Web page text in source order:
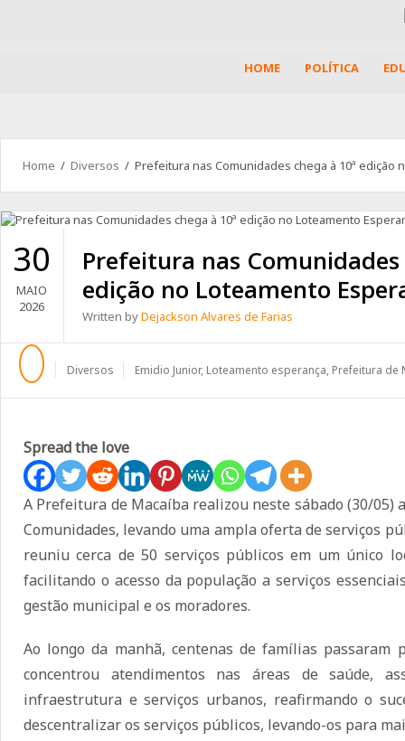
HOME POLÍTICA
Home / Diversos / Prefeitura nas Comunidades chega à 10ª edição
30
MAIO
2026
Prefeitura nas Comunidades
edição no Loteamento
Written byDejackson Alvares de Farias
Diversos Emidio Junior, Loteamento esperança, Prefeitura de
Spread the love
A Prefeitura de Macaíba realizou neste sábado (30/05)
Comunidades, levando uma ampla oferta de serviços
reuniu cerca de 50 serviços públicos em um único
facilitando o acesso da população a serviços
gestão municipal e os moradores.
Ao longo da manhã, centenas de famílias passaram
concentrou atendimentos nas áreas de saúde,
infraestrutura e serviços urbanos, reafirmando o
descentralizar os serviços públicos, levando-os para